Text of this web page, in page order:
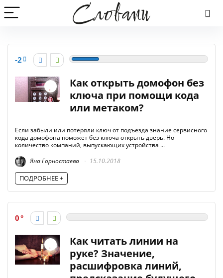
-2
Как открыть домофон без
ключа при помощи кода
или метаком?
Если забыли или потеряли ключ от подъезда знание сервисного
кода домофона поможет без ключа открыть дверь. Но
количество компаний, выпускающих устройства ...
Яна Горностаева
15.10.2018
ПОДРОБНЕЕ +
0
Как читать линии на
руке? Значение,
расшифровка линий,